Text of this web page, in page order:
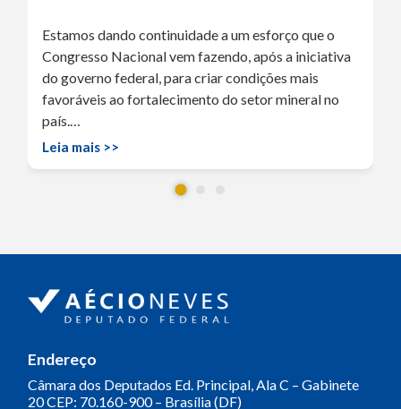
Estamos dando continuidade a um esforço que o
Congresso Nacional vem fazendo, após a iniciativa
do governo federal, para criar condições mais
favoráveis ao fortalecimento do setor mineral no
país.…
Leia mais >>
Endereço
Câmara dos Deputados Ed. Principal, Ala C – Gabinete
20CEP: 70.160-900 – Brasília (DF)